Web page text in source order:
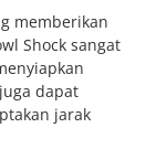
memberikan
Shock sangat
dapat
jarak